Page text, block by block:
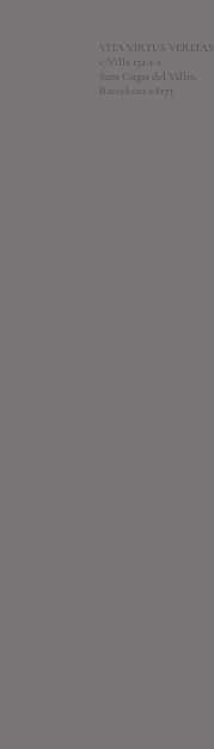
VITA VIRTUS VERITAS
c/Villa 152-1-2
Sant Cugat del Valles,
Barcelona 08173